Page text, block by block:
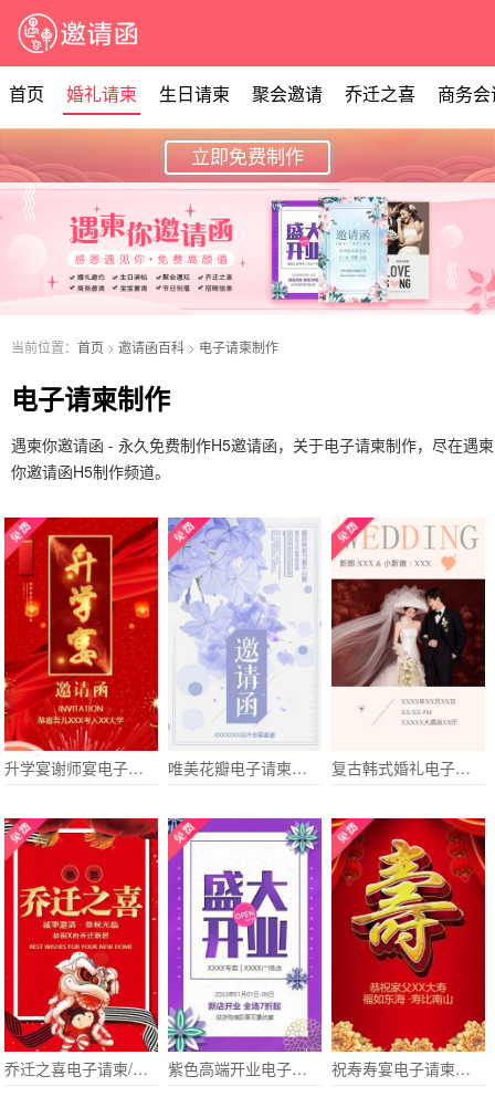
首页 婚礼请柬 生日请柬 聚会邀请 乔迁之喜 商务会
立即免费制作
当前位置： 首页 > 邀请函百科 > 电子请柬制作
电子请柬制作
遇柬你邀请函 - 永久免费制作H5邀请函，关于电子请柬制作，尽在遇柬
你邀请函H5制作频道。
升学宴谢师宴电子请柬大学升学毕业聚会电子请 唯美花瓣电子请柬丨花卉会展电子请柬 复古韩式婚礼电子请柬电子请柬
乔迁之喜电子请柬/新家电子请柬搬家乔迁 紫色高端开业电子请柬开业电子请柬 祝寿寿宴电子请柬老人大寿长辈生日祝福电子请柬